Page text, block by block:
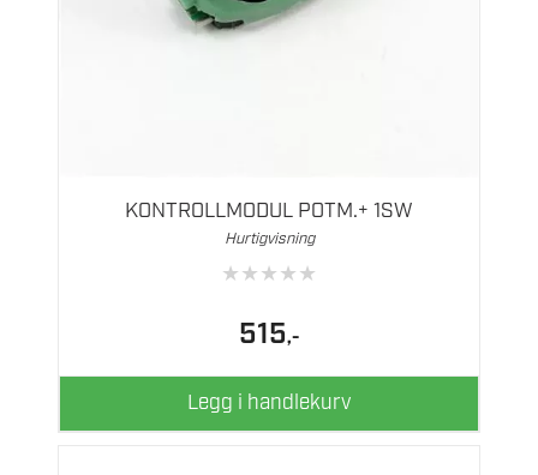
KONTROLLMODUL POTM.+ 1SW
Hurtigvisning
★★★★★
515,-
Legg i handlekurv